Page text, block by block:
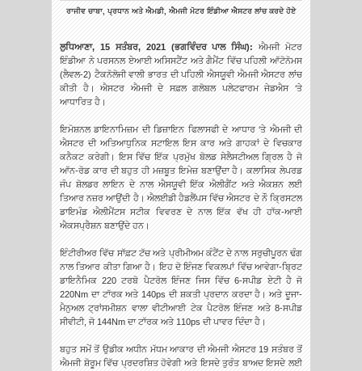
ਰਾਜੀਵ ਚਾਬਾ, ਪ੍ਰਧਾਨ ਅਤੇ ਐਮਡੀ, ਐਮਜੀ ਮੋਟਰ ਇੰਡੀਆ ਐਸਟਰ ਲਾਂਚ ਕਰਦੇ ਹੋਏ
ਲੁਧਿਆਣਾ, 15 ਸਤੰਬਰ, 2021 (ਭਗਵਿੰਦਰ ਪਾਲ ਸਿੰਘ):
ਐਮਜੀ ਮੋਟਰ
ਇੰਡੀਆ ਨੇ ਪਰਸਨਲ ਏਆਈ ਅਸਿਸਟੈਂਟ ਅਤੇ ਗੈਮੈਂਟ ਵਿੱਚ ਪਹਿਲੀ ਆੱਟੋਨੋਮਸ
(ਲੈਵਲ-2) ਟੈਕਨੋਲੋਜੀ ਵਾਲੀ ਭਾਰਤ ਦੀ ਪਹਿਲੀ ਐਸਯੂਵੀ ਐਮਜੀ ਐਸਟਰ ਲਾਂਚ
ਕੀਤੀ ਹੈ। ਐਸਟਰ ਐਮਜੀ ਦੇ ਸਫ਼ਲ ਗਲੋਬਲ ਪਲੇਟਫਾਰਮ ਜੇਡਐਸ ‘ਤੇ
ਆਧਾਰਿਤ ਹੈ।
ਇਮੋਸ਼ਨਲ ਡਾਇਨਾਮਿਜ਼ਮ ਦੀ ਡਿਜ਼ਾਇਨ ਫਿਲਾਸਫੀ ਦੇ ਆਧਾਰ ‘ਤੇ ਐਮਜੀ ਦੀ
ਐਸਟਰ ਦੀ ਅਤਿਆਧੁਨਿਕ ਸਟਾਇਲ ਇਸ ਕਾਰ ਅਤੇ ਗਾਹਕਾਂ ਦੇ ਵਿਚਕਾਰ
ਕਨੈਕਟ ਕਰੇਗੀ। ਇਸ ਵਿੱਚ ਇੱਕ ਪ੍ਰਮੁੱਖ ਬੋਲਡ ਸੇਲੈਸਟੀਅਲ ਗ੍ਰਿਲ ਹੈ ਜੋ
ਆੱਨ-ਰੋਡ ਕਾਰ ਦੀ ਬਹੁਤ ਹੀ ਮਜ਼ਬੂਤ ਇਮੇਜ਼ ਬਣਾਉਂਦਾ ਹੈ। ਕਲਾਸਿਕ ਲੇਪਰਡ
ਜੰਪ ਸ਼ੋਲਡਰ ਲਾਇਨ ਦੇ ਨਾਲ ਐਸਯੂਵੀ ਇੱਕ ਐਲੀਗੈਂਟ ਅਤੇ ਐਕਸ਼ਨ ਲਈ
ਤਿਆਰ ਨਜ਼ਰ ਆਉਂਦੀ ਹੈ। ਐਲਈਡੀ ਹੈਡਲੈਂਪਸ ਵਿੱਚ ਐਸਟਰ ਦੇ ਨੌ ਕ੍ਰਿਸਟਲ
ਡਾਇਮੰਡ ਐਲੀਮੈਂਟਸ ਸਟੀਕ ਵਿਵਰਣ ਦੇ ਨਾਲ ਇੱਕ ਵੱਖ ਹੀ ਹਾੱਕ-ਆਈ
ਐਕਸਪ੍ਰੈਸ਼ਨ ਬਣਾਉਂਦੇ ਹਨ।
ਇੰਟੀਰੀਅਰ ਵਿੱਚ ਸਾੱਫ਼ਟ ਟੱਚ ਅਤੇ ਪ੍ਰੀਮੀਅਮ ਕੰਟੈਂਟ ਦੇ ਨਾਲ ਸਰੁਚੀਪੂਰਨ ਢੰਗ
ਨਾਲ ਤਿਆਰ ਕੀਤਾ ਗਿਆ ਹੈ। ਇਹ ਦੋ ਇੰਜਣ ਵਿਕਲਪਾਂ ਵਿੱਚ ਆਵੇਗਾ-ਬ੍ਰਿਟ
ਡਾਇਨੈਮਿਕ 220 ਟਰਬੋ ਪੈਟਰੋਲ ਇੰਜਣ ਜਿਸ ਵਿੱਚ 6-ਸਪੀਡ ਏਟੀ ਹੈ ਜੋ
220Nm ਦਾ ਟਾੱਰਕ ਅਤੇ 140ps ਦੀ ਸ਼ਕਤੀ ਪ੍ਰਦਾਨ ਕਰਦਾ ਹੈ। ਅਤੇ ਦੂਜਾ-
ਮੈਨੁਅਲ ਟ੍ਰਾਂਸਮੀਸ਼ਨ ਵਾਲਾ ਵੀਟੀਆਈ ਟੇਕ ਪੈਟਰੋਲ ਇੰਜਣ ਅਤੇ 8-ਸਪੀਡ
ਸੀਵੀਟੀ, ਜੋ 144Nm ਦਾ ਟਾੱਰਕ ਅਤੇ 110ps ਦੀ ਪਾਵਰ ਦਿੰਦਾ ਹੈ।
ਬਹੁਤ ਸਮੇਂ ਤੋਂ ਉਡੀਕ ਅਧੀਨ ਮੱਧਮ ਆਕਾਰ ਦੀ ਐਮਜੀ ਐਸਟਰ 19 ਸਤੰਬਰ ਤੋਂ
ਐਮਜੀ ਸ਼ੋਰੂਮ ਵਿੱਚ ਪ੍ਰਦਰਸ਼ਿਤ ਹੋਵੇਗੀ ਅਤੇ ਇਸਦੇ ਤੁਰੰਤ ਬਾਅਦ ਇਸਦੇ ਲਈ